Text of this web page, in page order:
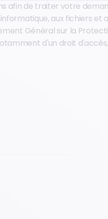
afin de traiter votre
aux fichiers et
Général sur la
d'un droit